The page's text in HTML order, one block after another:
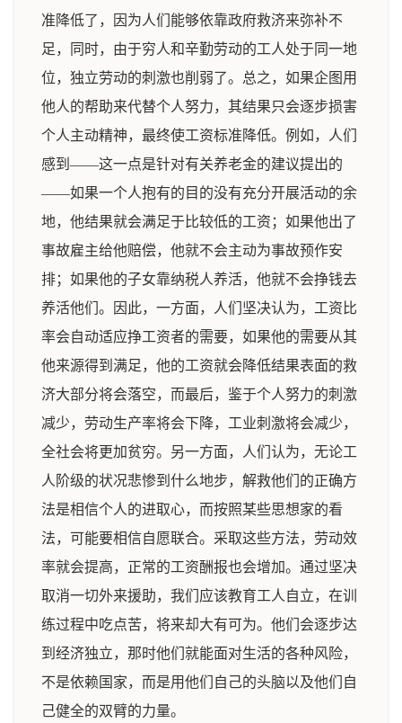
准降低了，因为人们能够依靠政府救济来弥补不
足，同时，由于穷人和辛勤劳动的工人处于同一地
位，独立劳动的刺激也削弱了。总之，如果企图用
他人的帮助来代替个人努力，其结果只会逐步损害
个人主动精神，最终使工资标准降低。例如，人们
感到——这一点是针对有关养老金的建议提出的
——如果一个人抱有的目的没有充分开展活动的余
地，他结果就会满足于比较低的工资；如果他出了
事故雇主给他赔偿，他就不会主动为事故预作安
排；如果他的子女靠纳税人养活，他就不会挣钱去
养活他们。因此，一方面，人们坚决认为，工资比
率会自动适应挣工资者的需要，如果他的需要从其
他来源得到满足，他的工资就会降低结果表面的救
济大部分将会落空，而最后，鉴于个人努力的刺激
减少，劳动生产率将会下降，工业刺激将会减少，
全社会将更加贫穷。另一方面，人们认为，无论工
人阶级的状况悲惨到什么地步，解救他们的正确方
法是相信个人的进取心，而按照某些思想家的看
法，可能要相信自愿联合。采取这些方法，劳动效
率就会提高，正常的工资酬报也会增加。通过坚决
取消一切外来援助，我们应该教育工人自立，在训
练过程中吃点苦，将来却大有可为。他们会逐步达
到经济独立，那时他们就能面对生活的各种风险，
不是依赖国家，而是用他们自己的头脑以及他们自
己健全的双臂的力量。